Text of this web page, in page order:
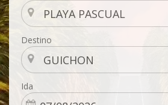
Destino
Ida